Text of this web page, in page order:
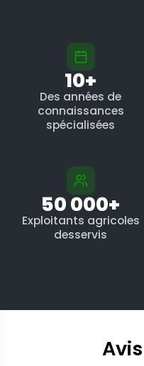
10+
Des années de
connaissances
spécialisées
50 000+
Exploitants agricoles
desservis